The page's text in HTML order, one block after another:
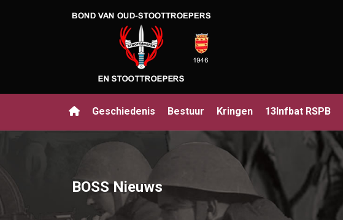
Geschiedenis Bestuur Kringen 13Infbat RSPB
BOSS Nieuws